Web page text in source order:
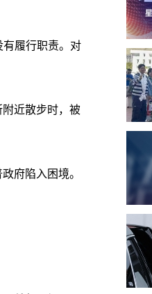
有履行职责。对
近散步时，被
府陷入困境。